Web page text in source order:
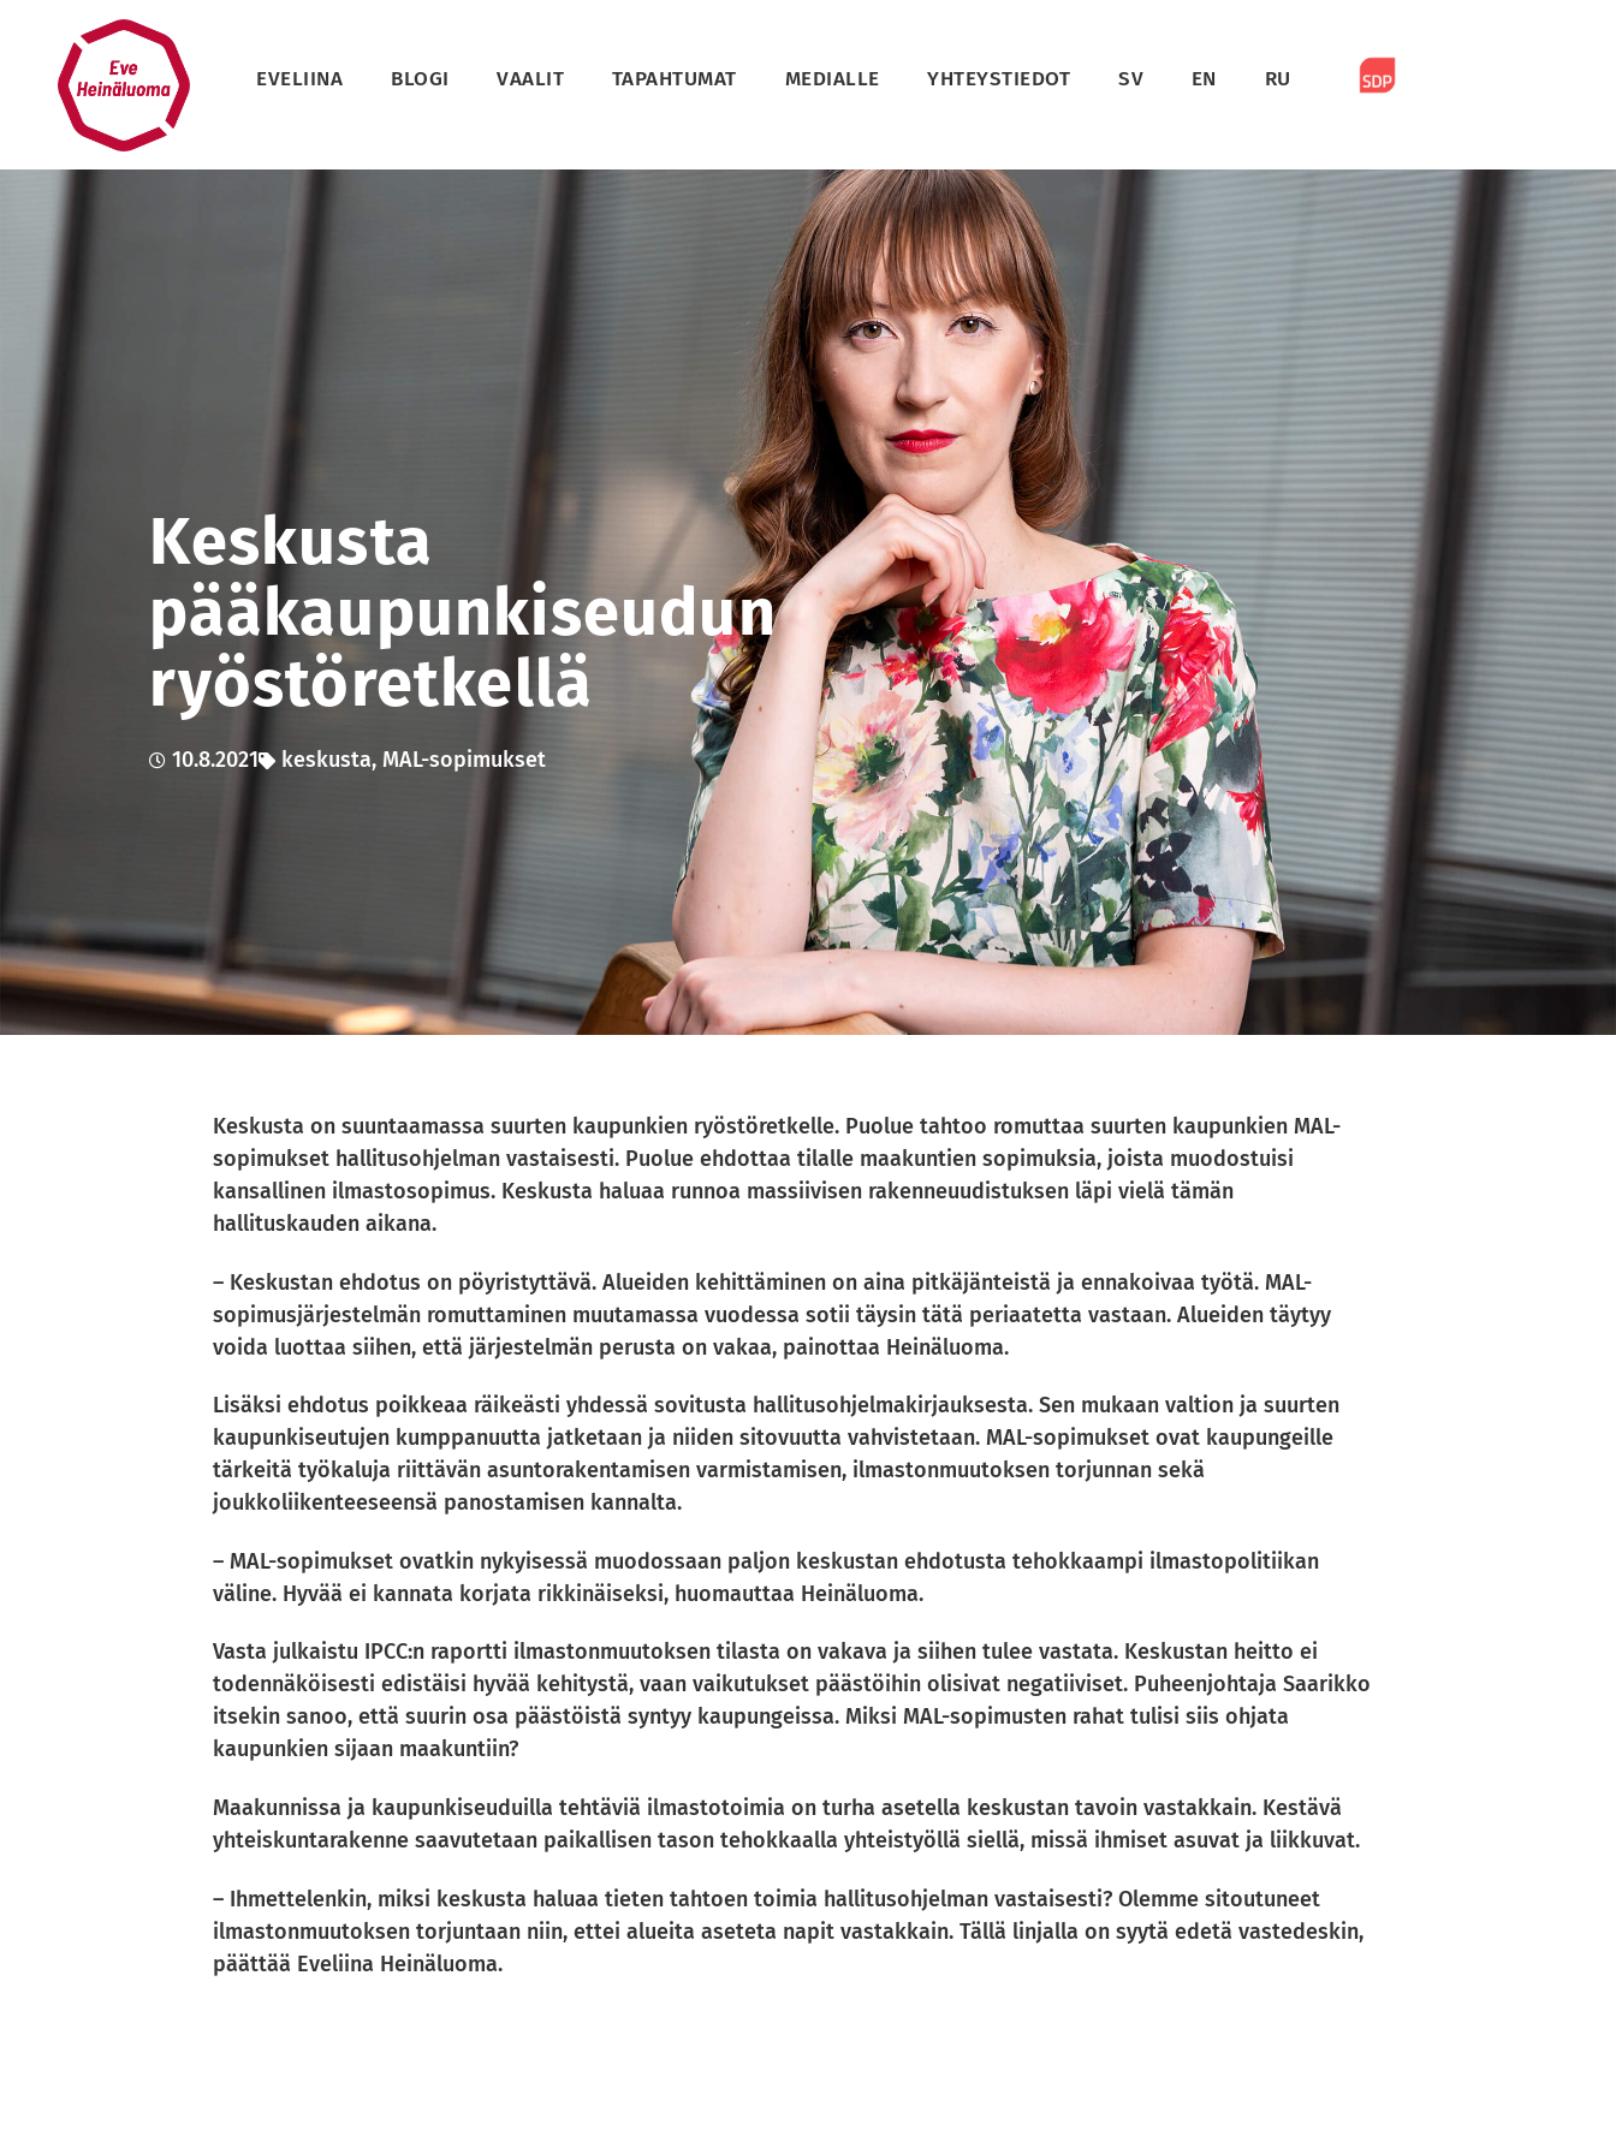
sisältöön
EVELIINA BLOGI VAALIT TAPAHTUMAT MEDIALLE YHTEYSTIEDOT SV EN RU
Keskusta
pääkaupunkiseudun
ryöstöretkellä
10.8.2021 keskusta, MAL-sopimukset
Keskusta on suuntaamassa suurten kaupunkien ryöstöretkelle. Puolue tahtoo romuttaa suurten kaupunkien MAL-
sopimukset hallitusohjelman vastaisesti. Puolue ehdottaa tilalle maakuntien sopimuksia, joista muodostuisi
kansallinen ilmastosopimus. Keskusta haluaa runnoa massiivisen rakenneuudistuksen läpi vielä tämän
hallituskauden aikana.
– Keskustan ehdotus on pöyristyttävä. Alueiden kehittäminen on aina pitkäjänteistä ja ennakoivaa työtä. MAL-
sopimusjärjestelmän romuttaminen muutamassa vuodessa sotii täysin tätä periaatetta vastaan. Alueiden täytyy
voida luottaa siihen, että järjestelmän perusta on vakaa, painottaa Heinäluoma.
Lisäksi ehdotus poikkeaa räikeästi yhdessä sovitusta hallitusohjelmakirjauksesta. Sen mukaan valtion ja suurten
kaupunkiseutujen kumppanuutta jatketaan ja niiden sitovuutta vahvistetaan. MAL-sopimukset ovat kaupungeille
tärkeitä työkaluja riittävän asuntorakentamisen varmistamisen, ilmastonmuutoksen torjunnan sekä
joukkoliikenteeseensä panostamisen kannalta.
– MAL-sopimukset ovatkin nykyisessä muodossaan paljon keskustan ehdotusta tehokkaampi ilmastopolitiikan
väline. Hyvää ei kannata korjata rikkinäiseksi, huomauttaa Heinäluoma.
Vasta julkaistu IPCC:n raportti ilmastonmuutoksen tilasta on vakava ja siihen tulee vastata. Keskustan heitto ei
todennäköisesti edistäisi hyvää kehitystä, vaan vaikutukset päästöihin olisivat negatiiviset. Puheenjohtaja Saarikko
itsekin sanoo, että suurin osa päästöistä syntyy kaupungeissa. Miksi MAL-sopimusten rahat tulisi siis ohjata
kaupunkien sijaan maakuntiin?
Maakunnissa ja kaupunkiseuduilla tehtäviä ilmastotoimia on turha asetella keskustan tavoin vastakkain. Kestävä
yhteiskuntarakenne saavutetaan paikallisen tason tehokkaalla yhteistyöllä siellä, missä ihmiset asuvat ja liikkuvat.
– Ihmettelenkin, miksi keskusta haluaa tieten tahtoen toimia hallitusohjelman vastaisesti? Olemme sitoutuneet
ilmastonmuutoksen torjuntaan niin, ettei alueita aseteta napit vastakkain. Tällä linjalla on syytä edetä vastedeskin,
päättää Eveliina Heinäluoma.